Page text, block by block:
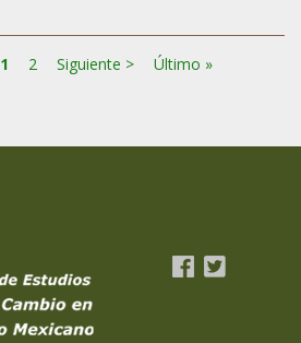
Página
1 Page
2
Siguiente
Siguiente >
Última
Último »